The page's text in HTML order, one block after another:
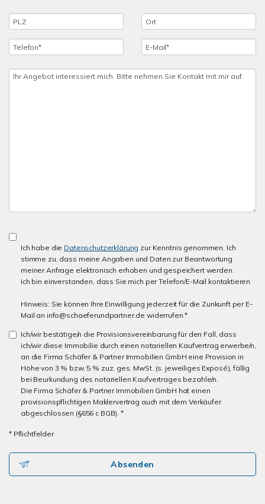
Ich habe die Datenschutzerklärung zur Kenntnis genommen. Ich
stimme zu, dass meine Angaben und Daten zur Beantwortung
meiner Anfrage elektronisch erhoben und gespeichert werden.
Ich bin einverstanden, dass Sie mich per Telefon/E-Mail kontaktieren
Hinweis: Sie können Ihre Einwilligung jederzeit für die Zunkunft per E-
Mail an info@schaeferundpartner.de widerrufen *
Ich/wir bestätige/n die Provisionsvereinbarung für den Fall, dass
ich/wir diese Immobilie durch einen notariellen Kaufvertrag erwerbe/n,
an die Firma Schäfer & Partner Immobilien GmbH eine Provision in
Höhe von 3 % bzw. 5 % zuz. ges. MwSt. (s. jeweiliges Exposé), fällig
bei Beurkundung des notariellen Kaufvertrages bezahle/n.
Die Firma Schäfer & Partner Immobilien GmbH hat einen
provisionspflichtigen Maklervertrag auch mit dem Verkäufer
abgeschlossen (§656 c BGB). *
* Pflichtfelder
Absenden